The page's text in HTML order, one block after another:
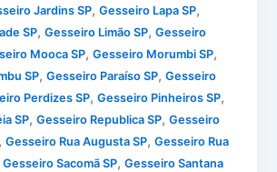
Jardins SP,Gesseiro Lapa SP,
SP,Gesseiro Limão SP,Gesseiro
Mooca SP,Gesseiro Morumbi SP,
SP,Gesseiro Paraíso SP,Gesseiro
Perdizes SP,Gesseiro Pinheiros SP,
SP,Gesseiro Republica SP,Gesseiro
,Gesseiro Rua Augusta SP,Gesseiro Rua
Gesseiro Sacomã SP,Gesseiro Santana